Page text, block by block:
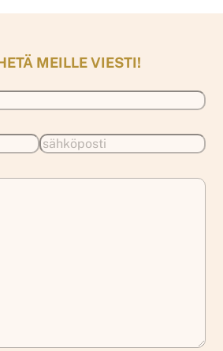
MEILLE VIESTI!